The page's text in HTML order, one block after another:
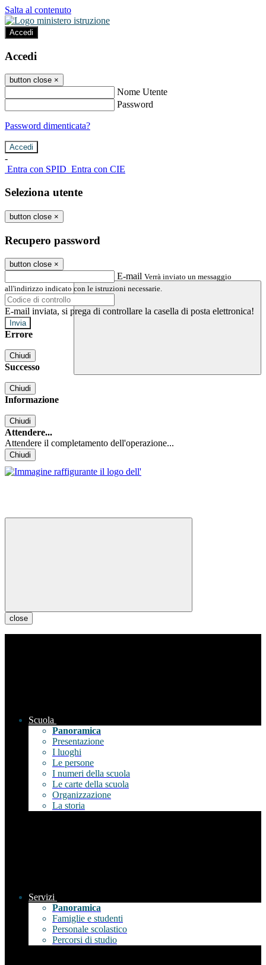
Salta al contenuto
Accedi
Accedi
button close ×
Nome Utente
Password
Password dimenticata?
-
Entra con SPID Entra con CIE
Seleziona utente
button close ×
Recupero password
button close ×
E-mail Verrà inviato un messaggio
all'indirizzo indicato con le istruzioni necessarie.
E-mail inviata, si prega di controllare la casella di posta elettronica!
Errore
Chiudi
Successo
Chiudi
Informazione
Chiudi
Attendere...
Attendere il completamento dell'operazione...
Chiudi
close
Scuola
Panoramica
Presentazione
I luoghi
Le persone
I numeri della scuola
Le carte della scuola
Organizzazione
La storia
Servizi
Panoramica
Famiglie e studenti
Personale scolastico
Percorsi di studio